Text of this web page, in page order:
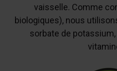
vaisselle. Comme
biologiques), nous
sorbate de